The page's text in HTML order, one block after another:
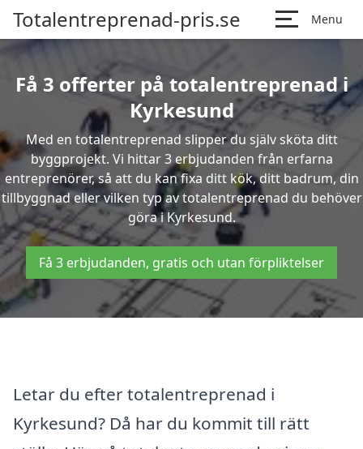
Totalentreprenad-pris.se Menu
Få 3 offerter på totalentreprenad i
Kyrkesund
Med en totalentreprenad slipper du själv sköta ditt
byggprojekt. Vi hittar 3 erbjudanden från erfarna
entreprenörer, så att du kan fixa ditt kök, ditt badrum, din
tillbyggnad eller vilken typ av totalentreprenad du behöver
göra i Kyrkesund.
Få 3 erbjudanden, gratis och utan förpliktelser
Letar du efter totalentreprenad i
Kyrkesund? Då har du kommit till rätt